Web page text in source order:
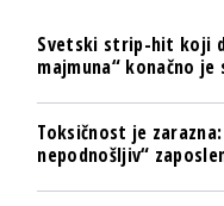
Svetski strip-hit koji
majmuna“ konačno
Toksičnost je
nepodnošljiv“